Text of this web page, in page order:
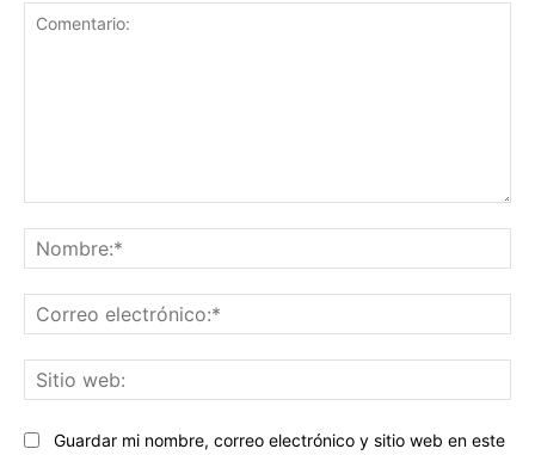
Guardar mi nombre, correo electrónico y sitio web en este